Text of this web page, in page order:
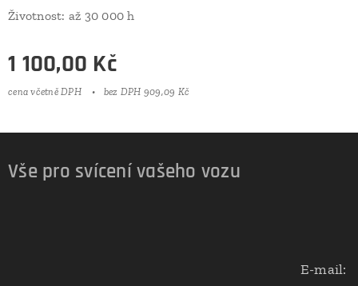
Životnost: až 30 000 h
1 100,00 Kč
cena včetně DPH bez DPH 909,09 Kč
Vše pro svícení vašeho vozu
E-mail: